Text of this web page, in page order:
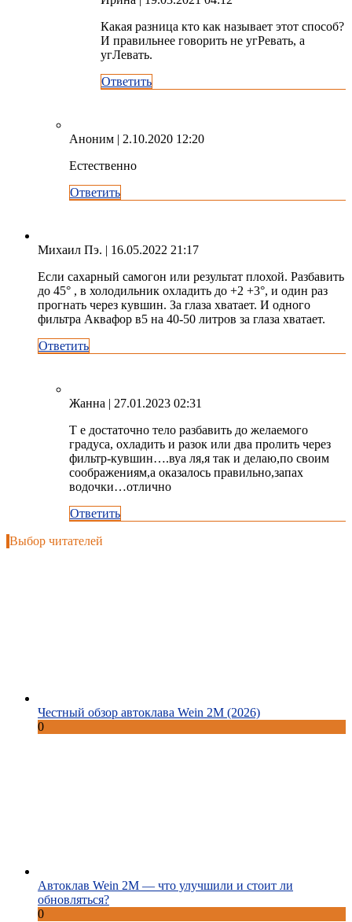
Какая разница кто как называет этот способ?
И правильнее говорить не угРевать, а
угЛевать.
Ответить
Аноним | 2.10.2020 12:20
Естественно
Ответить
Михаил Пэ. | 16.05.2022 21:17
Если сахарный самогон или результат плохой. Разбавить
до 45° , в холодильник охладить до +2 +3°, и один раз
прогнать через кувшин. За глаза хватает. И одного
фильтра Аквафор в5 на 40-50 литров за глаза хватает.
Ответить
Жанна | 27.01.2023 02:31
Т е достаточно тело разбавить до желаемого
градуса, охладить и разок или два пролить через
фильтр-кувшин….вуа ля,я так и делаю,по своим
соображениям,а оказалось правильно,запах
водочки…отлично
Ответить
Выбор читателей
Честный обзор автоклава Wein 2M (2026)
0
Автоклав Wein 2M — что улучшили и стоит ли
обновляться?
0